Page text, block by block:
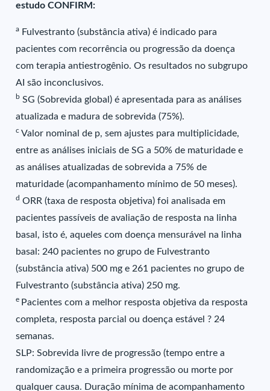
estudo CONFIRM:
a Fulvestranto (substância ativa) é indicado para
pacientes com recorrência ou progressão da doença
com terapia antiestrogênio. Os resultados no subgrupo
AI são inconclusivos.
b SG (Sobrevida global) é apresentada para as análises
atualizada e madura de sobrevida (75%).
c Valor nominal de p, sem ajustes para multiplicidade,
entre as análises iniciais de SG a 50% de maturidade e
as análises atualizadas de sobrevida a 75% de
maturidade (acompanhamento mínimo de 50 meses).
d ORR (taxa de resposta objetiva) foi analisada em
pacientes passíveis de avaliação de resposta na linha
basal, isto é, aqueles com doença mensurável na linha
basal: 240 pacientes no grupo de Fulvestranto
(substância ativa) 500 mg e 261 pacientes no grupo de
Fulvestranto (substância ativa) 250 mg.
e Pacientes com a melhor resposta objetiva da resposta
completa, resposta parcial ou doença estável ? 24
semanas.
SLP: Sobrevida livre de progressão (tempo entre a
randomização e a primeira progressão ou morte por
qualquer causa. Duração mínima de acompanhamento